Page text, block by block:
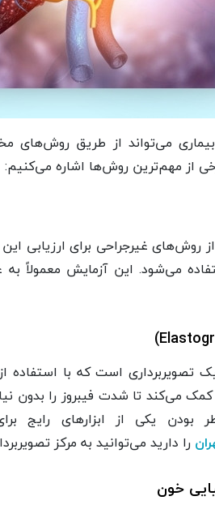
می‌تواند از طریق روش‌های
از مهم‌ترین روش‌ها اشاره می‌کنیم:
از روش‌های غیرجراحی برای
می‌شود. این آزمایش معمولاً
تصویربرداری است که با
می‌کند تا شدت فیبروز را بدون
بودن یکی از ابزارهای
را دارید می‌توانید به مرکز
خون